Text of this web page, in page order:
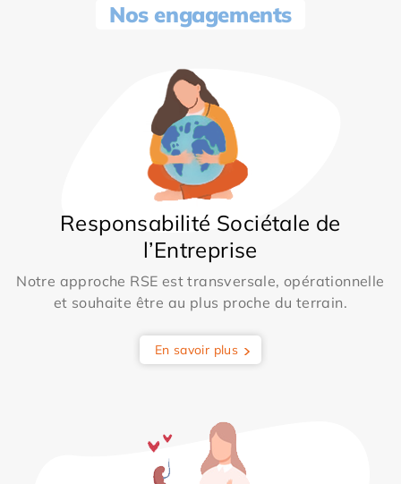
Nos engagements
Responsabilité Sociétale de
l’Entreprise
Notre approche RSE est transversale, opérationnelle
et souhaite être au plus proche du terrain.
En savoir plus